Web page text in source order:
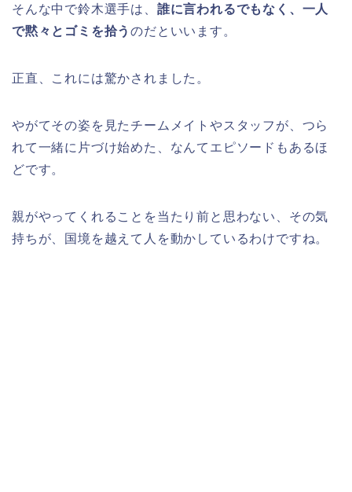
そんな中で鈴木選手は、 誰に言われるでもなく、一人
で黙々とゴミを拾うのだといいます。
正直、これには驚かされました。
やがてその姿を見たチームメイトやスタッフが、つら
れて一緒に片づけ始めた、なんてエピソードもあるほ
どです。
親がやってくれることを当たり前と思わない、その気
持ちが、国境を越えて人を動かしているわけですね。